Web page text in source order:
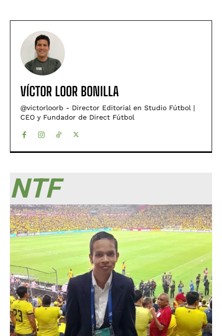
VÍCTOR LOOR BONILLA
@victorloorb - Director Editorial en Studio Fútbol |
CEO y Fundador de Direct Fútbol
NTF